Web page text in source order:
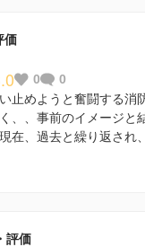
価
0
0
止めようと奮闘する
、、事前のイメージと
在、過去と繰り返され
評価